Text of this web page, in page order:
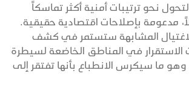
نحو ترتيبات أمنية أكثر تماسكاً
مدعومة بإصلاحات اقتصادية حقيقية.
المشابهة ستستمر في كشف
في المناطق الخاضعة لسيطرة
وهو ما سيكرس الانطباع بأنها تفتقر إلى